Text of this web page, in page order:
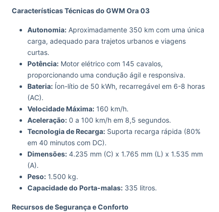
Características Técnicas do GWM Ora 03
Autonomia: Aproximadamente 350 km com uma única
carga, adequado para trajetos urbanos e viagens
curtas.
Potência: Motor elétrico com 145 cavalos,
proporcionando uma condução ágil e responsiva.
Bateria: Íon-lítio de 50 kWh, recarregável em 6-8 horas
(AC).
Velocidade Máxima: 160 km/h.
Aceleração: 0 a 100 km/h em 8,5 segundos.
Tecnologia de Recarga: Suporta recarga rápida (80%
em 40 minutos com DC).
Dimensões: 4.235 mm (C) x 1.765 mm (L) x 1.535 mm
(A).
Peso: 1.500 kg.
Capacidade do Porta-malas: 335 litros.
Recursos de Segurança e Conforto